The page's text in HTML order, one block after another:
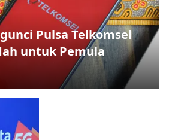
Pulsa Telkomsel
untuk Pemula